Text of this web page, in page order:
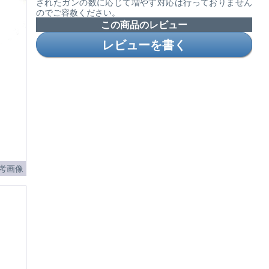
のでご容赦ください。
この商品のレビュー
レビューを書く
画像